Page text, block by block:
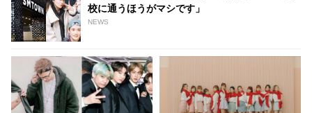
校に通うほうがマシです」
NEWS